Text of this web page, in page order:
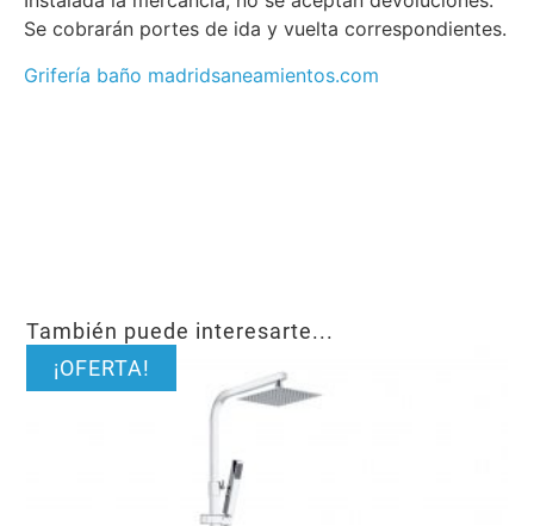
Se cobrarán portes de ida y vuelta correspondientes.
Grifería baño madridsaneamientos.com
También puede interesarte...
¡OFERTA!